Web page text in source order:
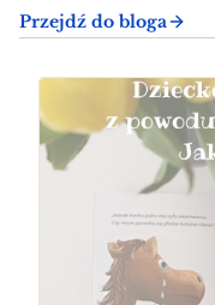
Przejdź do bloga